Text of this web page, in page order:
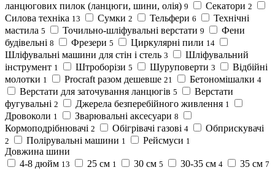
ланцюгових пилок (ланцюги, шини, олія) 9 Секатори 2
Силова техніка 13 Сумки 2 Тельфери 6
Технічні
мастила 5 Точильно-шліфувальні верстати 9
Фени
будівельні 8 Фрезери 5 Циркулярні пили 14
Шліфувальні машини для стін і стель 3
Шліфувальний
інструмент 1 Штроборізи 5 Шуруповерти 3
Bідбійні
молотки 1 Procraft разом дешевше 21 Бетономішалки 4
Верстати для заточування ланцюгів 5
Верстати
фугувальні 2 Джерела безперебійного живлення 1
Дровоколи 1 Зварювальні аксесуари 8
Кормоподрібнювачі 2 Обігрівачі газові 4 Обприскувачі
2 Полірувальні машини 1 Рейсмуси 1
Довжина шини
4-8 дюйм 13 25 см 1 30 см 5 30-35 см 4 35 см 7